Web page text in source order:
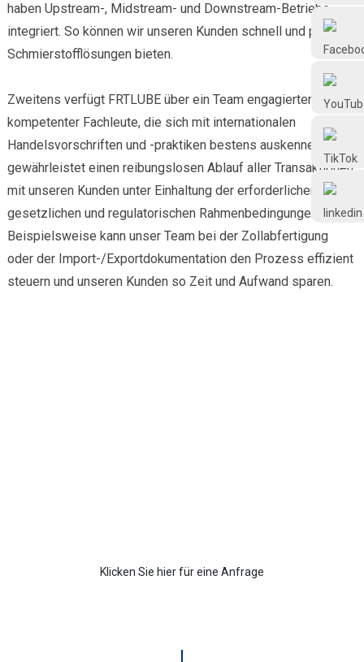
Frtlube
@FRTLUBE8
haben Upstream-, Midstream- und Downstream-Betriebe
integriert. So können wir unseren Kunden schnell und präzise
Schmierstofflösungen bieten.
Zweitens verfügt FRTLUBE über ein Team engagierter und
kompetenter Fachleute, die sich mit internationalen
Handelsvorschriften und -praktiken bestens auskennen. Dies
gewährleistet einen reibungslosen Ablauf aller Transaktionen
mit unseren Kunden unter Einhaltung der erforderlichen
gesetzlichen und regulatorischen Rahmenbedingungen.
Beispielsweise kann unser Team bei der Zollabfertigung
oder der Import-/Exportdokumentation den Prozess effizient
steuern und unseren Kunden so Zeit und Aufwand sparen.
Klicken Sie hier für eine Anfrage